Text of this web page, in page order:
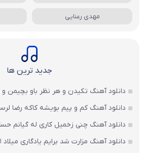
مهدی رعنایی
جدید ترین ها
دانلود آهنگ تکیدن و هر نظر باو بچیمن
دانلود آهنگ کم و پیم بویشه کاکه رضا
دانلود آهنگ چنی زخمیل کاری له گیانم
دانلود آهنگ مزارت شد برایم یادگاری میلاد